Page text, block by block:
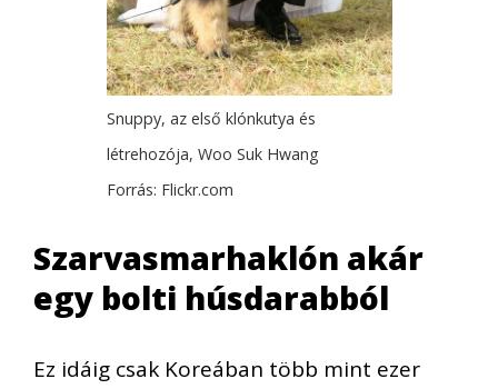
Snuppy, az első klónkutya és
létrehozója, Woo Suk Hwang
Forrás: Flickr.com
Szarvasmarhaklón akár
egy bolti húsdarabból
Ez idáig csak Koreában több mint ezer